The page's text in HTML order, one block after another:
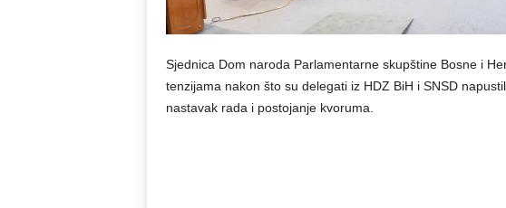
Sjednica Dom naroda Parlamentarne skupštine Bosne i
tenzijama nakon što su delegati iz HDZ BiH i SNSD
nastavak rada i postojanje kvoruma.